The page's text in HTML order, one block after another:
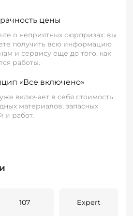
цены
о неприятных сюрпризах: вы
получить всю информацию
и сервису еще до того, как
работы.
«Все включено»
включает в себя стоимость
материалов, запасных
и работ.
107 Expert